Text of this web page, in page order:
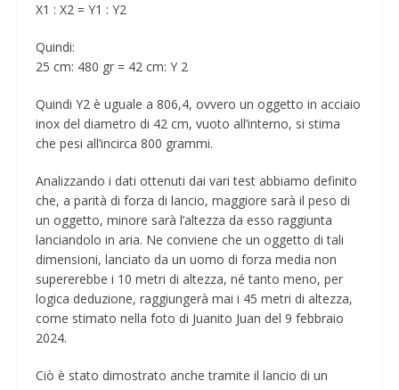
X1 : X2 = Y1 : Y2
Quindi:
25 cm: 480 gr = 42 cm: Y 2
Quindi Y2 è uguale a 806,4, ovvero un oggetto in acciaio
inox del diametro di 42 cm, vuoto all’interno, si stima
che pesi all’incirca 800 grammi.
Analizzando i dati ottenuti dai vari test abbiamo definito
che, a parità di forza di lancio, maggiore sarà il peso di
un oggetto, minore sarà l’altezza da esso raggiunta
lanciandolo in aria. Ne conviene che un oggetto di tali
dimensioni, lanciato da un uomo di forza media non
supererebbe i 10 metri di altezza, né tanto meno, per
logica deduzione, raggiungerà mai i 45 metri di altezza,
come stimato nella foto di Juanito Juan del 9 febbraio
2024.
Ciò è stato dimostrato anche tramite il lancio di un